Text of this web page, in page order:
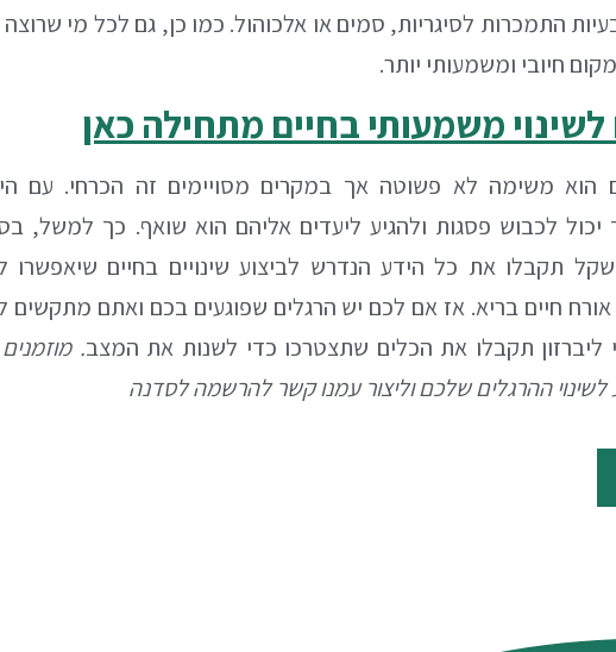
התמכרות לסיגריות, סמים או אלכוהול. כמו כן, גם לכל מי שרוצה
חיובי ומשמעותי יותר.
משמעותי בחיים מתחילה כאן
הוא משימה לא פשוטה אך במקרים מסויימים זה הכרחי. עם
לכבוש פסגות ולהגיע ליעדים אליהם הוא שואף. כך למשל,
תקבלו את כל הידע הנדרש לביצוע שינויים בחיים שיאפשרו
חיים בריא. אז אם לכם יש הרגלים שפוגעים בכם ואתם מתקשים
תקבלו את הכלים שתצטרכו כדי לשנות את המצב.
ההרגלים שלכם וליצור עמנו קשר להרשמה לסדנה